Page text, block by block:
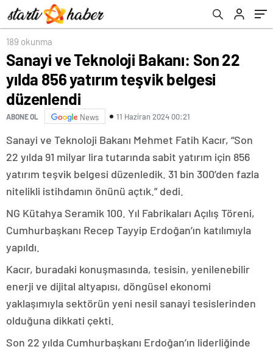
189 okunma
Sanayi ve Teknoloji Bakanı: Son 22
yılda 856 yatırım teşvik belgesi
düzenlendi
ABONE OL News 11 Haziran 2024 00:21
Sanayi ve Teknoloji Bakanı Mehmet Fatih Kacır, “Son
22 yılda 91 milyar lira tutarında sabit yatırım için 856
yatırım teşvik belgesi düzenledik. 31 bin 300’den fazla
nitelikli istihdamın önünü açtık.” dedi.
NG Kütahya Seramik 100. Yıl Fabrikaları Açılış Töreni,
Cumhurbaşkanı Recep Tayyip Erdoğan’ın katılımıyla
yapıldı.
Kacır, buradaki konuşmasında, tesisin, yenilenebilir
enerji ve dijital altyapısı, döngüsel ekonomi
yaklaşımıyla sektörün yeni nesil sanayi tesislerinden
olduğuna dikkati çekti.
Son 22 yılda Cumhurbaşkanı Erdoğan’ın liderliğinde